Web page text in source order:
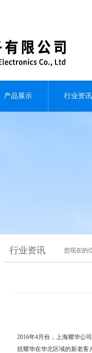
产品展示 行业资讯
行业资讯 您现在的
2016年4月份，上海耀华公
括耀华在华北区域的新老客